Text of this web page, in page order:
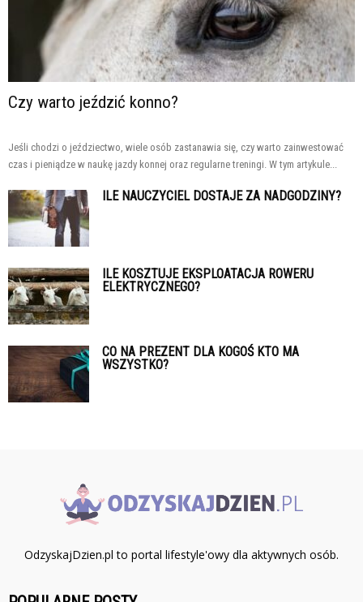
Czy warto jeździć konno?
Jeśli chodzi o jeździectwo, wiele osób zastanawia się, czy warto zainwestować
czas i pieniądze w naukę jazdy konnej oraz regularne treningi. W tym artykule...
ILE NAUCZYCIEL DOSTAJE ZA NADGODZINY?
ILE KOSZTUJE EKSPLOATACJA ROWERU
ELEKTRYCZNEGO?
CO NA PREZENT DLA KOGOŚ KTO MA
WSZYSTKO?
OdzyskajDzien.pl to portal lifestyle'owy dla aktywnych osób.